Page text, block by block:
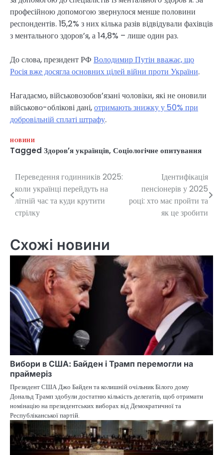
професійною допомогою звернулося менше половини
респондентів. 15,2% з них кілька разів відвідували фахівців
з ментального здоров’я, а 14,8% – лише один раз.
До слова, президент РФ Володимир Путін вважає, що
Росія вже досягла основних цілей війни проти України.
Нагадаємо, військовозобов’язані чоловіки, які не оновили
військово-облікові дані,отримають знижку у 50% при
добровільній сплаті штрафу.
НОВИНИ
Tagged Здоров’я українців, Соціологічне опитування
Навігація
записів
Переведення годинників 2025:
коли українці перейдуть на
літній час та куди крутити
стрілку
Ідентифікація
пенсіонерів у 2025
році: хто має пройти та
як це зробити
Схожі новини
Вибори в США: Байден і Трамп перемогли на
праймеріз
Президент США Джо Байден та колишній очільник Білого дому
Дональд Трамп здобули достатню кількість делегатів, щоб отримати
номінацію на президентських виборах від Демократичної та
Республіканської партій.